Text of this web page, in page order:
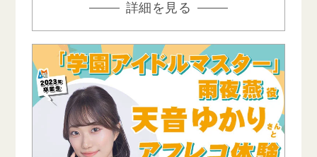
詳細を見る